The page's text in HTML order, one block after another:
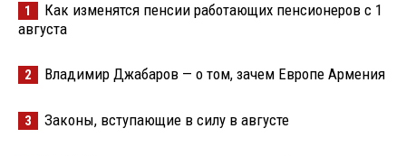
1
Как изменятся пенсии работающих пенсионеров с 1
августа
2 Владимир Джабаров — о том, зачем Европе Армения
3 Законы, вступающие в силу в августе